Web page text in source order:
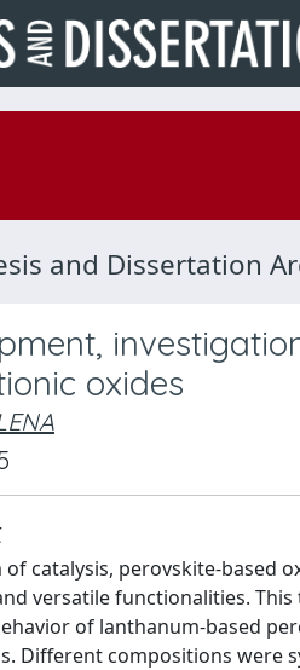
and Dissertation
oxides
of catalysis, perovskite-based
versatile functionalities.
of lanthanum-based
Different compositions were